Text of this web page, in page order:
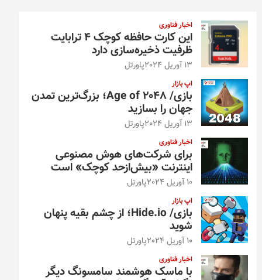
اخبار فناوری
این کارت حافظه کوچک ۴ ترابایت
ظرفیت ذخیره‌سازی دارد
13 آوریل 2024 پاورتل
اپ بازار
بازی/ Age of 2048؛ بزرگ‌ترین تمدن
جهان را بسازید
13 آوریل 2024 پاورتل
اخبار فناوری
برای شرکت‌های هوش مصنوعی
اینترنت «بیش‌از‌حد کوچک» است
10 آوریل 2024 پاورتل
اپ بازار
بازی/ Hide.io؛ از چشم بقیه پنهان
شوید
10 آوریل 2024 پاورتل
اخبار فناوری
با ماسک هوشمند سامسونگ دیگر